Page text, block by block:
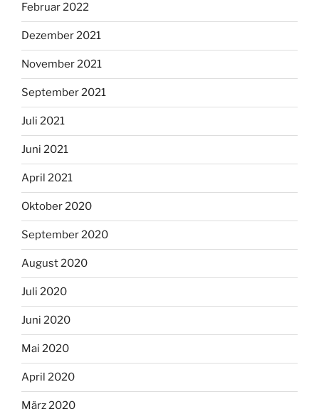
Februar 2022
Dezember 2021
November 2021
September 2021
Juli 2021
Juni 2021
April 2021
Oktober 2020
September 2020
August 2020
Juli 2020
Juni 2020
Mai 2020
April 2020
März 2020